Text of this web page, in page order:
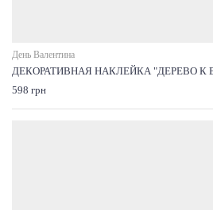
День Валентина
ДЕКОРАТИВНАЯ НАКЛЕЙКА "ДЕРЕВО К
598 грн